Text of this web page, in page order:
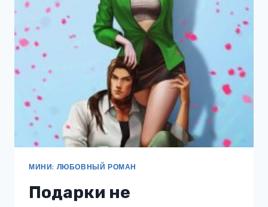
МИНИ: ЛЮБОВНЫЙ РОМАН
Подарки не